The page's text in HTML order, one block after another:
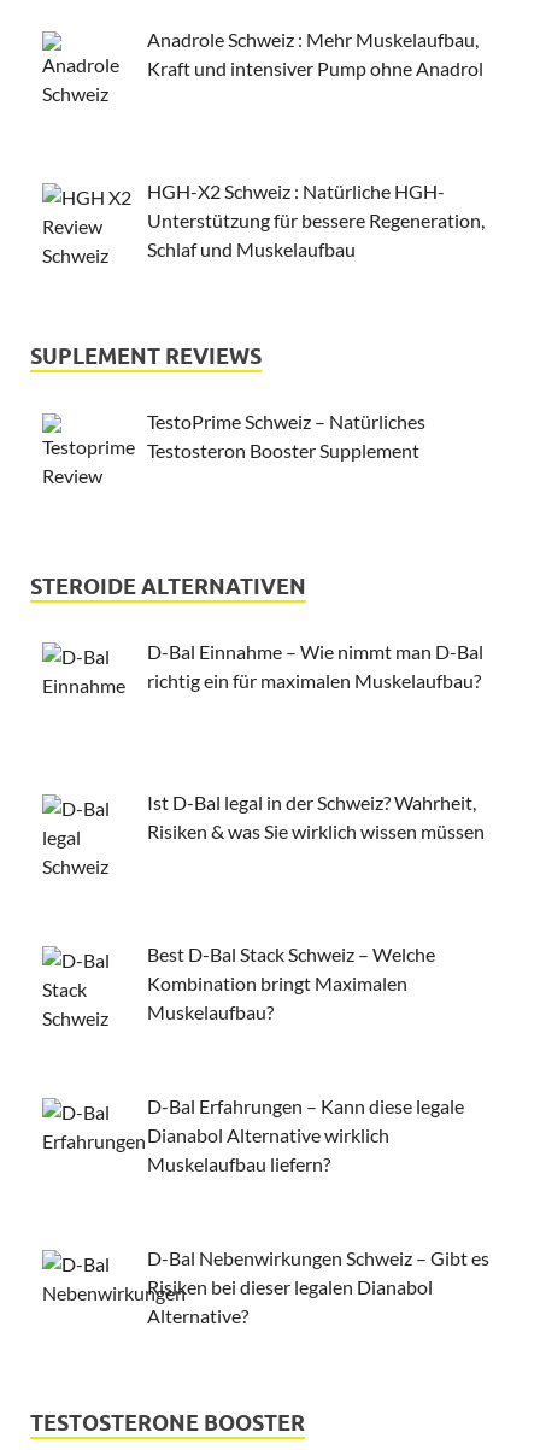
Anadrole Schweiz : Mehr Muskelaufbau,
Kraft und intensiver Pump ohne Anadrol
HGH-X2 Schweiz : Natürliche HGH-
Unterstützung für bessere Regeneration,
Schlaf und Muskelaufbau
SUPLEMENT REVIEWS
TestoPrime Schweiz – Natürliches
Testosteron Booster Supplement
STEROIDE ALTERNATIVEN
D-Bal Einnahme – Wie nimmt man D-Bal
richtig ein für maximalen Muskelaufbau?
Ist D-Bal legal in der Schweiz? Wahrheit,
Risiken & was Sie wirklich wissen müssen
Best D-Bal Stack Schweiz – Welche
Kombination bringt Maximalen
Muskelaufbau?
D-Bal Erfahrungen – Kann diese legale
Dianabol Alternative wirklich
Muskelaufbau liefern?
D-Bal Nebenwirkungen Schweiz – Gibt es
Risiken bei dieser legalen Dianabol
Alternative?
TESTOSTERONE BOOSTER